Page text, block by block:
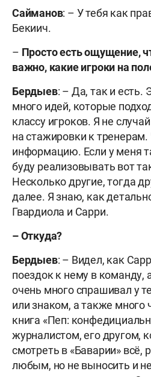
Сайманов: – У тебя как
Бекиич.
– Просто есть ощущение,
важно, какие игроки на
Бердыев: – Да, так и есть.
много идей, которые
классу игроков. Я не
на стажировки к
информацию. Если у меня
буду реализовывать вот
Несколько другие, тогда
далее. Я знаю, как
Гвардиола и Сарри.
–Откуда?
Бердыев: – Видел, как
поездок к нему в команду,
очень много спрашивал у
или знаком, а также много
книга «Пеп:
журналистом, его другом,
смотреть в «Баварии» всё,
любым, но не выносить и